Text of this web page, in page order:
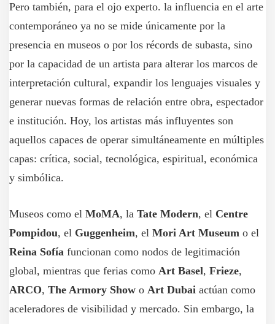
Pero también, para el ojo experto. la influencia en el arte
contemporáneo ya no se mide únicamente por la
presencia en museos o por los récords de subasta, sino
por la capacidad de un artista para alterar los marcos de
interpretación cultural, expandir los lenguajes visuales y
generar nuevas formas de relación entre obra, espectador
e institución. Hoy, los artistas más influyentes son
aquellos capaces de operar simultáneamente en múltiples
capas: crítica, social, tecnológica, espiritual, económica
y simbólica.
Museos como el MoMA, la Tate Modern, el Centre
Pompidou, el Guggenheim, el Mori Art Museum o el
Reina Sofía funcionan como nodos de legitimación
global, mientras que ferias como Art Basel, Frieze,
ARCO, The Armory Show o Art Dubai actúan como
aceleradores de visibilidad y mercado. Sin embargo, la